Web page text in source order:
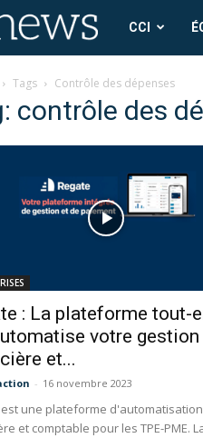
CCI
News
CCI
Tags Contrôle des dépenses
contrôle des
: La plateforme tout-
votre gestion
et...
- 16 novembre 2023
est une plateforme d'automatisation
et comptable pour les TPE-PME.